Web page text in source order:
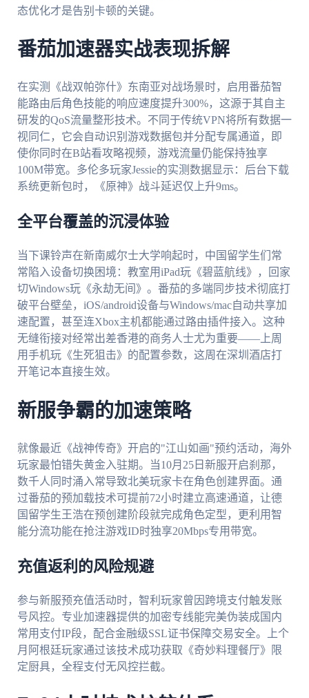
态优化才是告别卡顿的关键。
番茄加速器实战表现拆解
在实测《战双帕弥什》东南亚对战场景时，启用番茄智
能路由后角色技能的响应速度提升300%，这源于其自主
研发的QoS流量整形技术。不同于传统VPN将所有数据一
视同仁，它会自动识别游戏数据包并分配专属通道，即
使你同时在B站看攻略视频，游戏流量仍能保持独享
100M带宽。多伦多玩家Jessie的实测数据显示：后台下载
系统更新包时，《原神》战斗延迟仅上升9ms。
全平台覆盖的沉浸体验
当下课铃声在新南威尔士大学响起时，中国留学生们常
常陷入设备切换困境：教室用iPad玩《碧蓝航线》，回家
切Windows玩《永劫无间》。番茄的多端同步技术彻底打
破平台壁垒，iOS/android设备与Windows/mac自动共享加
速配置，甚至连Xbox主机都能通过路由插件接入。这种
无缝衔接对经常出差香港的商务人士尤为重要——上周
用手机玩《生死狙击》的配置参数，这周在深圳酒店打
开笔记本直接生效。
新服争霸的加速策略
就像最近《战神传奇》开启的"江山如画"预约活动，海外
玩家最怕错失黄金入驻期。当10月25日新服开启刹那，
数千人同时涌入常导致北美玩家卡在角色创建界面。通
过番茄的预加载技术可提前72小时建立高速通道，让德
国留学生王浩在预创建阶段就完成角色定型，更利用智
能分流功能在抢注游戏ID时独享20Mbps专用带宽。
充值返利的风险规避
参与新服预充值活动时，智利玩家曾因跨境支付触发账
号风控。专业加速器提供的加密专线能完美伪装成国内
常用支付IP段，配合金融级SSL证书保障交易安全。上个
月阿根廷玩家通过该技术成功获取《奇妙料理餐厅》限
定厨具，全程支付无风控拦截。